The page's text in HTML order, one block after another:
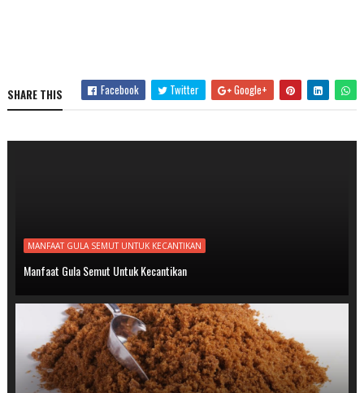
SHARE THIS Facebook Twitter Google+
MANFAAT GULA SEMUT UNTUK KECANTIKAN
Manfaat Gula Semut Untuk Kecantikan